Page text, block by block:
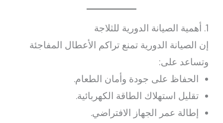
1. أهمية الصيانة الدورية للثلاجة
إن الصيانة الدورية تمنع تراكم الأعطال المفاجئة
وتساعد على:
الحفاظ على جودة وأمان الطعام.
تقليل استهلاك الطاقة الكهربائية.
إطالة عمر الجهاز الافتراضي.